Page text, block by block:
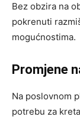
Bez obzira na
pokrenuti
mogućnostima.
Promjene
Na poslovnom
potrebu za